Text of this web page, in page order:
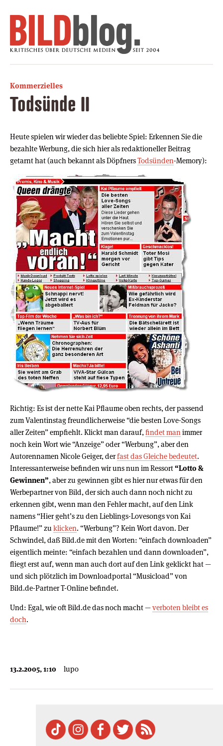
Kommerzielles
Todsünde II
Heute spielen wir wieder das beliebte Spiel: Erkennen Sie die
bezahlte Werbung, die sich hier als redaktioneller Beitrag
getarnt hat (auch bekannt als DöpfnersTodsünden-Memory):
Richtig: Es ist der nette Kai Pflaume oben rechts, der passend
zum Valentinstag freundlicherweise “die besten Love-Songs
aller Zeiten” empfiehlt. Klickt man darauf, findet man immer
noch kein Wort wie “Anzeige” oder “Werbung”, aber den
Autorennamen Nicole Geiger, derfast das Gleiche bedeutet.
Interessanterweise befinden wir uns nun im Ressort“Lotto &
Gewinnen”, aber zu gewinnen gibt es hier nur etwas für den
Werbepartner von Bild, der sich auch dann noch nicht zu
erkennen gibt, wenn man den Fehler macht, auf den Link
namens “Hier geht’s zu den Lieblings-Lovesongs von Kai
Pflaume!” zu klicken. “Werbung”? Kein Wort davon. Der
Schwindel, daß Bild.de mit den Worten: “einfach downloaden”
eigentlich meinte: “einfach bezahlen und dann downloaden”,
fliegt erst auf, wenn man auch dort auf den Link geklickt hat —
und sich plötzlich im Downloadportal “Musicload” von
Bild.de-Partner T-Online befindet.
Und: Egal, wie oft Bild.de das noch macht —verboten bleibt es
doch.
13.2.2005, 1:10 lupo